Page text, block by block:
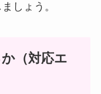
しょう。
（対応エ